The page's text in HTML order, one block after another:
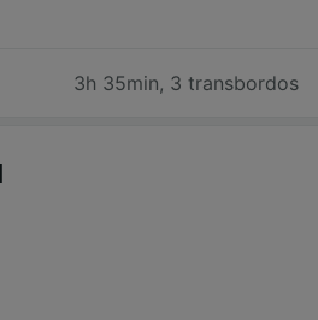
3h 35min, 3 transbordos